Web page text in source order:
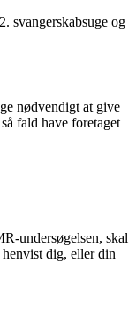
svangerskabsuge og
nødvendigt at give
fald have foretaget
undersøgelsen, skal
dig, eller din